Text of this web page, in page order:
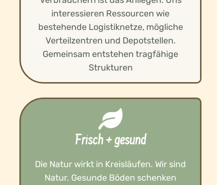
interessieren Ressourcen wie
bestehende Logistiknetze, mögliche
Verteilzentren und Depotstellen.
Gemeinsam entstehen tragfähige
Strukturen
Frisch + gesund
Die Natur wirkt in Kreisläufen. Wir sind
Natur. Gesunde Böden schenken